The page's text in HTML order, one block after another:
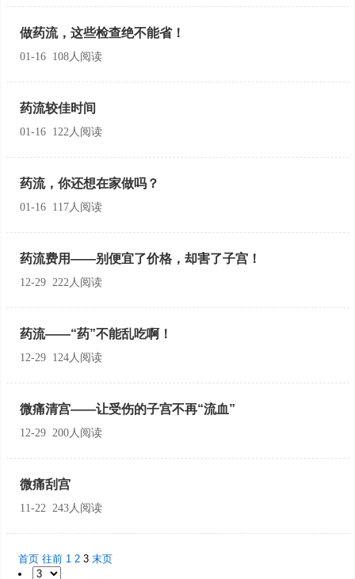
做药流，这些检查绝不能省！
01-16 108人阅读
药流较佳时间
01-16 122人阅读
药流，你还想在家做吗？
01-16 117人阅读
药流费用——别便宜了价格，却害了子宫！
12-29 222人阅读
药流——“药”不能乱吃啊！
12-29 124人阅读
微痛清宫——让受伤的子宫不再“流血”
12-29 200人阅读
微痛刮宫
11-22 243人阅读
首页 往前 1 2 3 末页